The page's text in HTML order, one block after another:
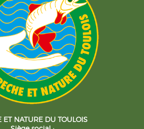
ET NATURE DU TOULOIS